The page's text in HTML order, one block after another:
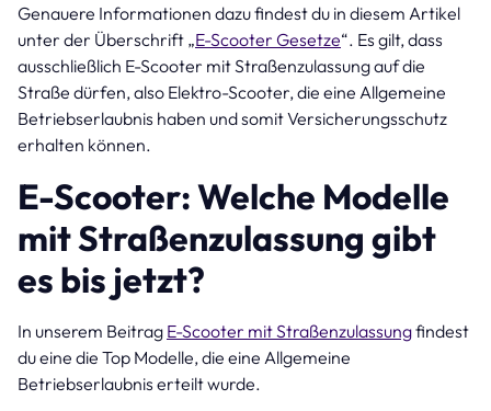
Genauere Informationen dazu findest du in diesem Artikel
unter der Überschrift „E-Scooter Gesetze“. Es gilt, dass
ausschließlich E-Scooter mit Straßenzulassung auf die
Straße dürfen, also Elektro-Scooter, die eine Allgemeine
Betriebserlaubnis haben und somit Versicherungsschutz
erhalten können.
E-Scooter: Welche Modelle
mit Straßenzulassung gibt
es bis jetzt?
In unserem Beitrag E-Scooter mit Straßenzulassungfindest
du eine die Top Modelle, die eine Allgemeine
Betriebserlaubnis erteilt wurde.